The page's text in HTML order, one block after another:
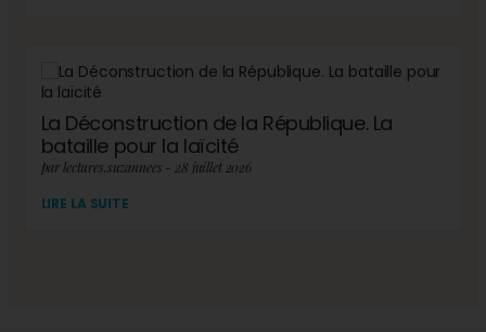
La Déconstruction de la République. La
bataille pour la laïcité
par lectures.suzannees - 28 juillet 2026
LIRE LA SUITE